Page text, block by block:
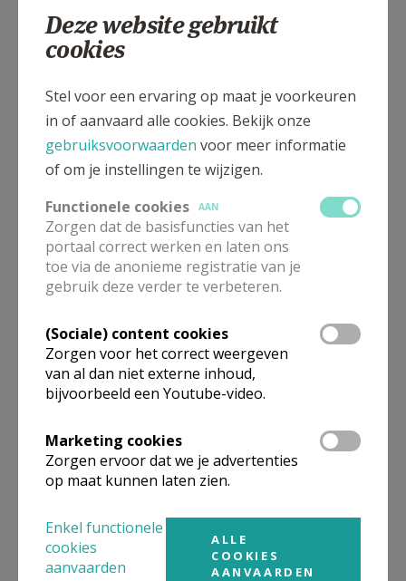
Zoveel te bekijken in de kerk
Gepubliceerd door
Pastorale Eenheid HH Prisca en Aquila
Meer
Artikel
Deze website gebruikt
cookies
Stel voor een ervaring op maat je voorkeuren
in of aanvaard alle cookies. Bekijk onze
gebruiksvoorwaarden voor meer informatie
of om je instellingen te wijzigen.
Functionele cookies
AAN
Zorgen dat de basisfuncties van het
portaal correct werken en laten ons
toe via de anonieme registratie van je
gebruik deze verder te verbeteren.
(Sociale) content cookies
Zorgen voor het correct weergeven
van al dan niet externe inhoud,
bijvoorbeeld een Youtube-video.
Marketing cookies
Zorgen ervoor dat we je advertenties
op maat kunnen laten zien.
Enkel functionele
cookies
aanvaarden
ALLE
COOKIES
AANVAARDEN